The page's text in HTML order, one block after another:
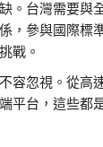
。台灣需要與
，參與國際標
戰。
容忽視。從高
平台，這些都